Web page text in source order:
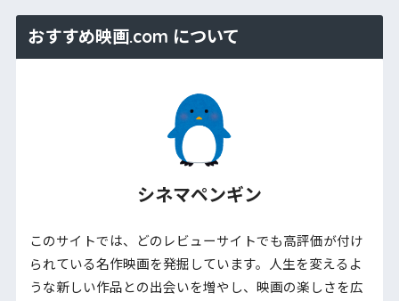
おすすめ映画.com について
シネマペンギン
このサイトでは、どのレビューサイトでも高評価が付け
られている名作映画を発掘しています。人生を変えるよ
うな新しい作品との出会いを増やし、映画の楽しさを広